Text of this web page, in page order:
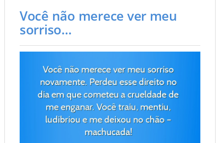
Você não merece ver meu
sorriso...